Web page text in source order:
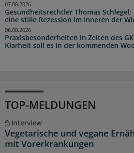
Gesundheitsrechtler Thomas
eine stille Rezession im Inneren der
07.08.2026
Praxisbesonderheiten in Zeiten des
Klarheit soll es in der kommenden
06.08.2026
TOP-MELDUNGEN
Interview
Vegetarische und vegane
mit Vorerkrankungen